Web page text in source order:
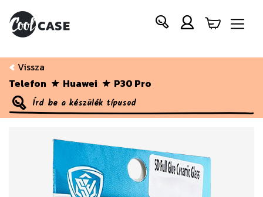
Vissza
Telefon
Huawei P30 Pro